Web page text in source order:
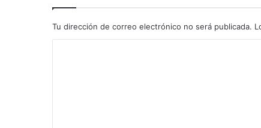
Tu dirección de correo electrónico no será publicada.